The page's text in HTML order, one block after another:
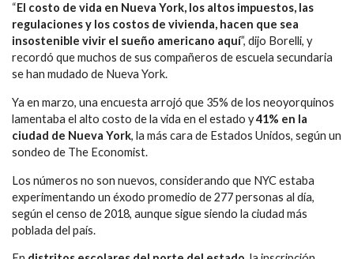
“El costo de vida en Nueva York, los altos impuestos, las
regulaciones y los costos de vivienda, hacen que sea
insostenible vivir el sueño americano aquí”, dijo Borelli, y
recordó que muchos de sus compañeros de escuela secundaria
se han mudado de Nueva York.
Ya en marzo, una encuesta arrojó que 35% de los neoyorquinos
lamentaba el alto costo de la vida en el estado y41% en la
ciudad de Nueva York, la más cara de Estados Unidos, según un
sondeo de The Economist.
Los números no son nuevos, considerando que NYC estaba
experimentando un éxodo promedio de 277 personas al día,
según el censo de 2018, aunque sigue siendo la ciudad más
poblada del país.